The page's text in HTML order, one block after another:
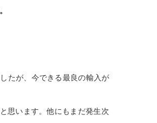
たが、今できる最良の輸入が
思います。他にもまだ発生次